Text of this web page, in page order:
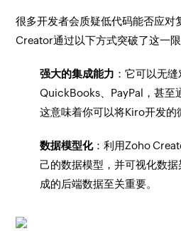
很多开发者会质疑低代码能否应对
Creator通过以下方式突破了这一限
强大的集成能力 ：它可以无
QuickBooks、PayPal，甚至
这意味着你可以将Kiro开发的
数据模型化：利用Zoho
己的数据模型，并可视化数
成的后端数据至关重要。